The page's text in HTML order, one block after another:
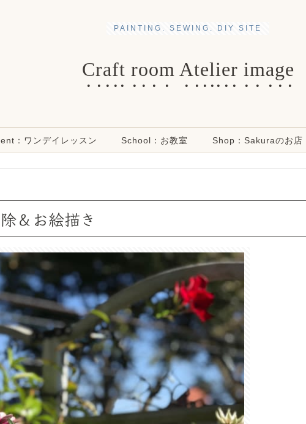
PAINTING. SEWING. DIY SITE
Craft room Atelier image
：ワンデイレッスン School：お教室 Shop：Sakuraのお店
＆お絵描き